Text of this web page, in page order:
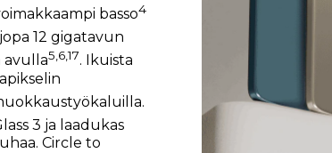
basso4
12 gigatavun
avulla5,6,17. Ikuista
3 ja laadukas
Circle to